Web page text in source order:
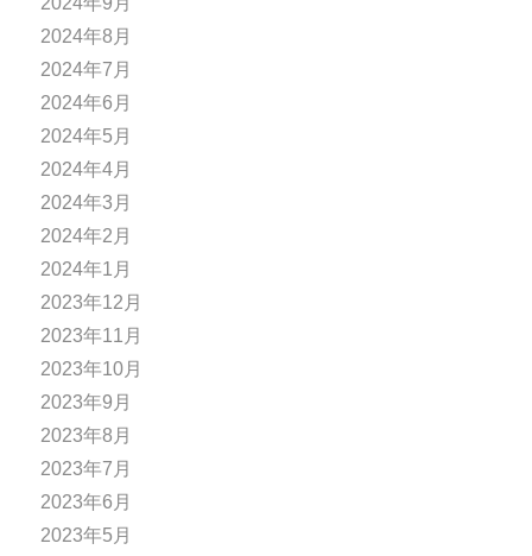
2024年8月
2024年7月
2024年6月
2024年5月
2024年4月
2024年3月
2024年2月
2024年1月
2023年12月
2023年11月
2023年10月
2023年9月
2023年8月
2023年7月
2023年6月
2023年5月